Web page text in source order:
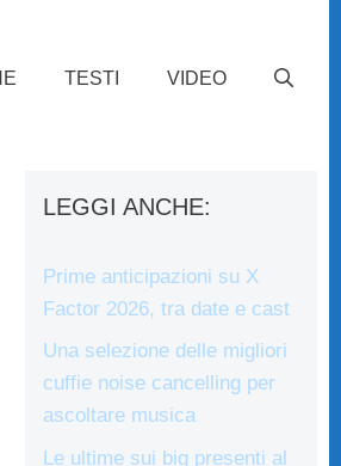
TESTI VIDEO
LEGGI ANCHE:
Prime anticipazioni su X
Factor 2026, tra date e cast
Una selezione delle migliori
cuffie noise cancelling per
ascoltare musica
Le ultime sui big presenti al